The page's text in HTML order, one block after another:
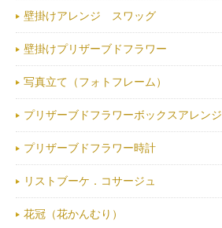
壁掛けアレンジ スワッグ
壁掛けプリザーブドフラワー
写真立て（フォトフレーム）
プリザーブドフラワーボックスアレンジ
プリザーブドフラワー時計
リストブーケ．コサージュ
花冠（花かんむり）